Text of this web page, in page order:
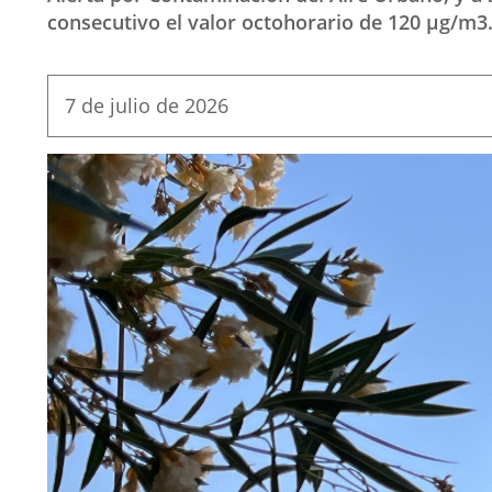
consecutivo el valor octohorario de 120 µg/m3.
Fecha
la
noticia
7 de julio de 2026